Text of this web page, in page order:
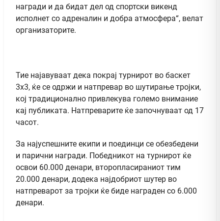
награди и да бидат дел од спортски викенд
исполнет со адреналин и добра атмосфера“, велат
организаторите.
Тие најавуваат дека покрај турнирот во баскет
3х3, ќе се одржи и натпревар во шутирање тројки,
кој традиционално привлекува големо внимание
кај публиката. Натпреварите ќе започнуваат од 17
часот.
За најуспешните екипи и поединци се обезбедени
и парични награди. Победникот на турнирот ќе
освои 60.000 денари, второпласираниот тим
20.000 денари, додека најдобриот шутер во
натпреварот за тројки ќе биде награден со 6.000
денари.